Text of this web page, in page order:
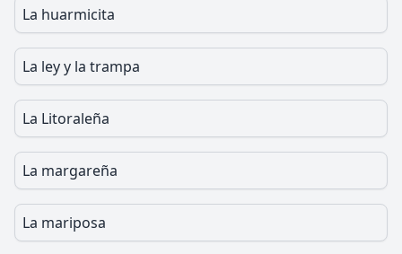
La huarmicita
La ley y la trampa
La Litoraleña
La margareña
La mariposa